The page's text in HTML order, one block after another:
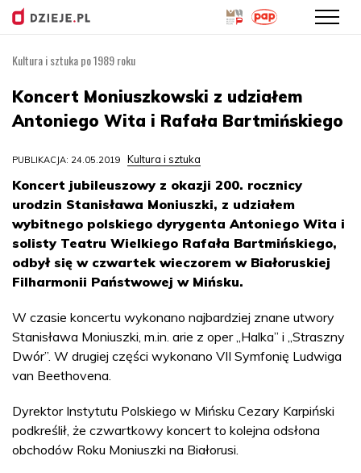
treści
Kultura i sztuka po 1989 roku
Koncert Moniuszkowski z udziałem
Antoniego Wita i Rafała Bartmińskiego
PUBLIKACJA: 24.05.2019 Kultura i sztuka
Koncert jubileuszowy z okazji 200. rocznicy
urodzin Stanisława Moniuszki, z udziałem
wybitnego polskiego dyrygenta Antoniego Wita i
solisty Teatru Wielkiego Rafała Bartmińskiego,
odbył się w czwartek wieczorem w Białoruskiej
Filharmonii Państwowej w Mińsku.
W czasie koncertu wykonano najbardziej znane utwory
Stanisława Moniuszki, m.in. arie z oper „Halka” i „Straszny
Dwór”. W drugiej części wykonano VII Symfonię Ludwiga
van Beethovena.
Dyrektor Instytutu Polskiego w Mińsku Cezary Karpiński
podkreślił, że czwartkowy koncert to kolejna odsłona
obchodów Roku Moniuszki na Białorusi.